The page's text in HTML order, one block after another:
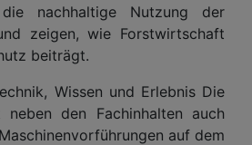
nachhaltige Nutzung der
zeigen, wie Forstwirtschaft
beiträgt.
Wissen und Erlebnis Die
neben den Fachinhalten auch
auf dem